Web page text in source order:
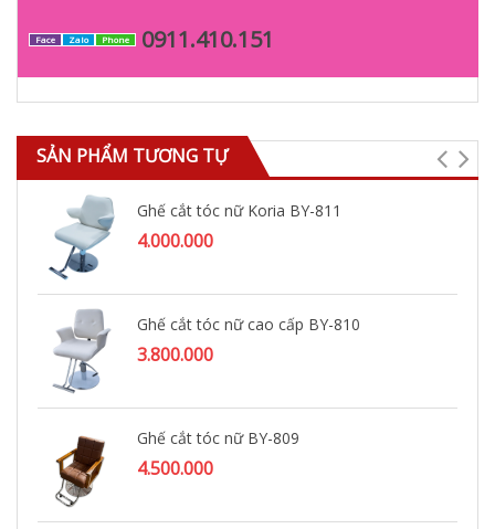
Face Zalo Phone 0911.410.151
SẢN PHẨM TƯƠNG TỰ
Ghế cắt tóc nữ Koria BY-811
4.000.000
Ghế cắt tóc nữ cao cấp BY-810
3.800.000
Ghế cắt tóc nữ BY-809
4.500.000